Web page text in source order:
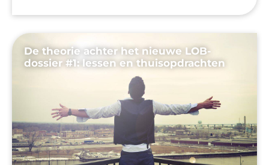
De theorie achter het nieuwe LOB-
dossier #1: lessen en thuisopdrachten